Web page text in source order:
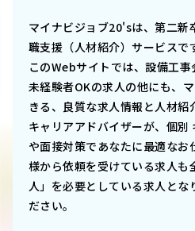
マイナビジョブ20'sは、第二新
職支援（人材紹介）サービスで
このWebサイトでは、設備工事
未経験者OKの求人の他にも、
きる、良質な求人情報と人材紹
キャリアアドバイザーが、個別
や面接対策であなたに最適な
様から依頼を受けている求人も
人」を必要としている求人とな
ださい。